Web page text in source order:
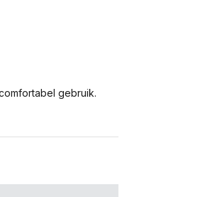
gebruik.